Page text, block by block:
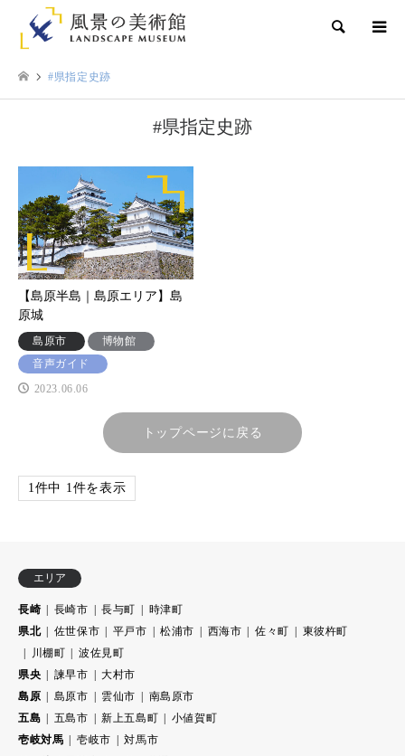
検索
#県指定史跡
#県指定史跡
【島原半島｜島原エリア】島
原城
島原市
博物館
音声ガイド
2023.06.06
トップページに戻る
1件中 1件を表示
エリア
長崎 長崎市 長与町
時津町
県北
佐世保市 平戸市 松浦市 西海市 佐々町
東彼杵町
川棚町
波佐見町
県央
諫早市
大村市
島原
島原市 雲仙市
南島原市
五島
五島市 新上五島町
小値賀町
壱岐対馬
壱岐市
対馬市